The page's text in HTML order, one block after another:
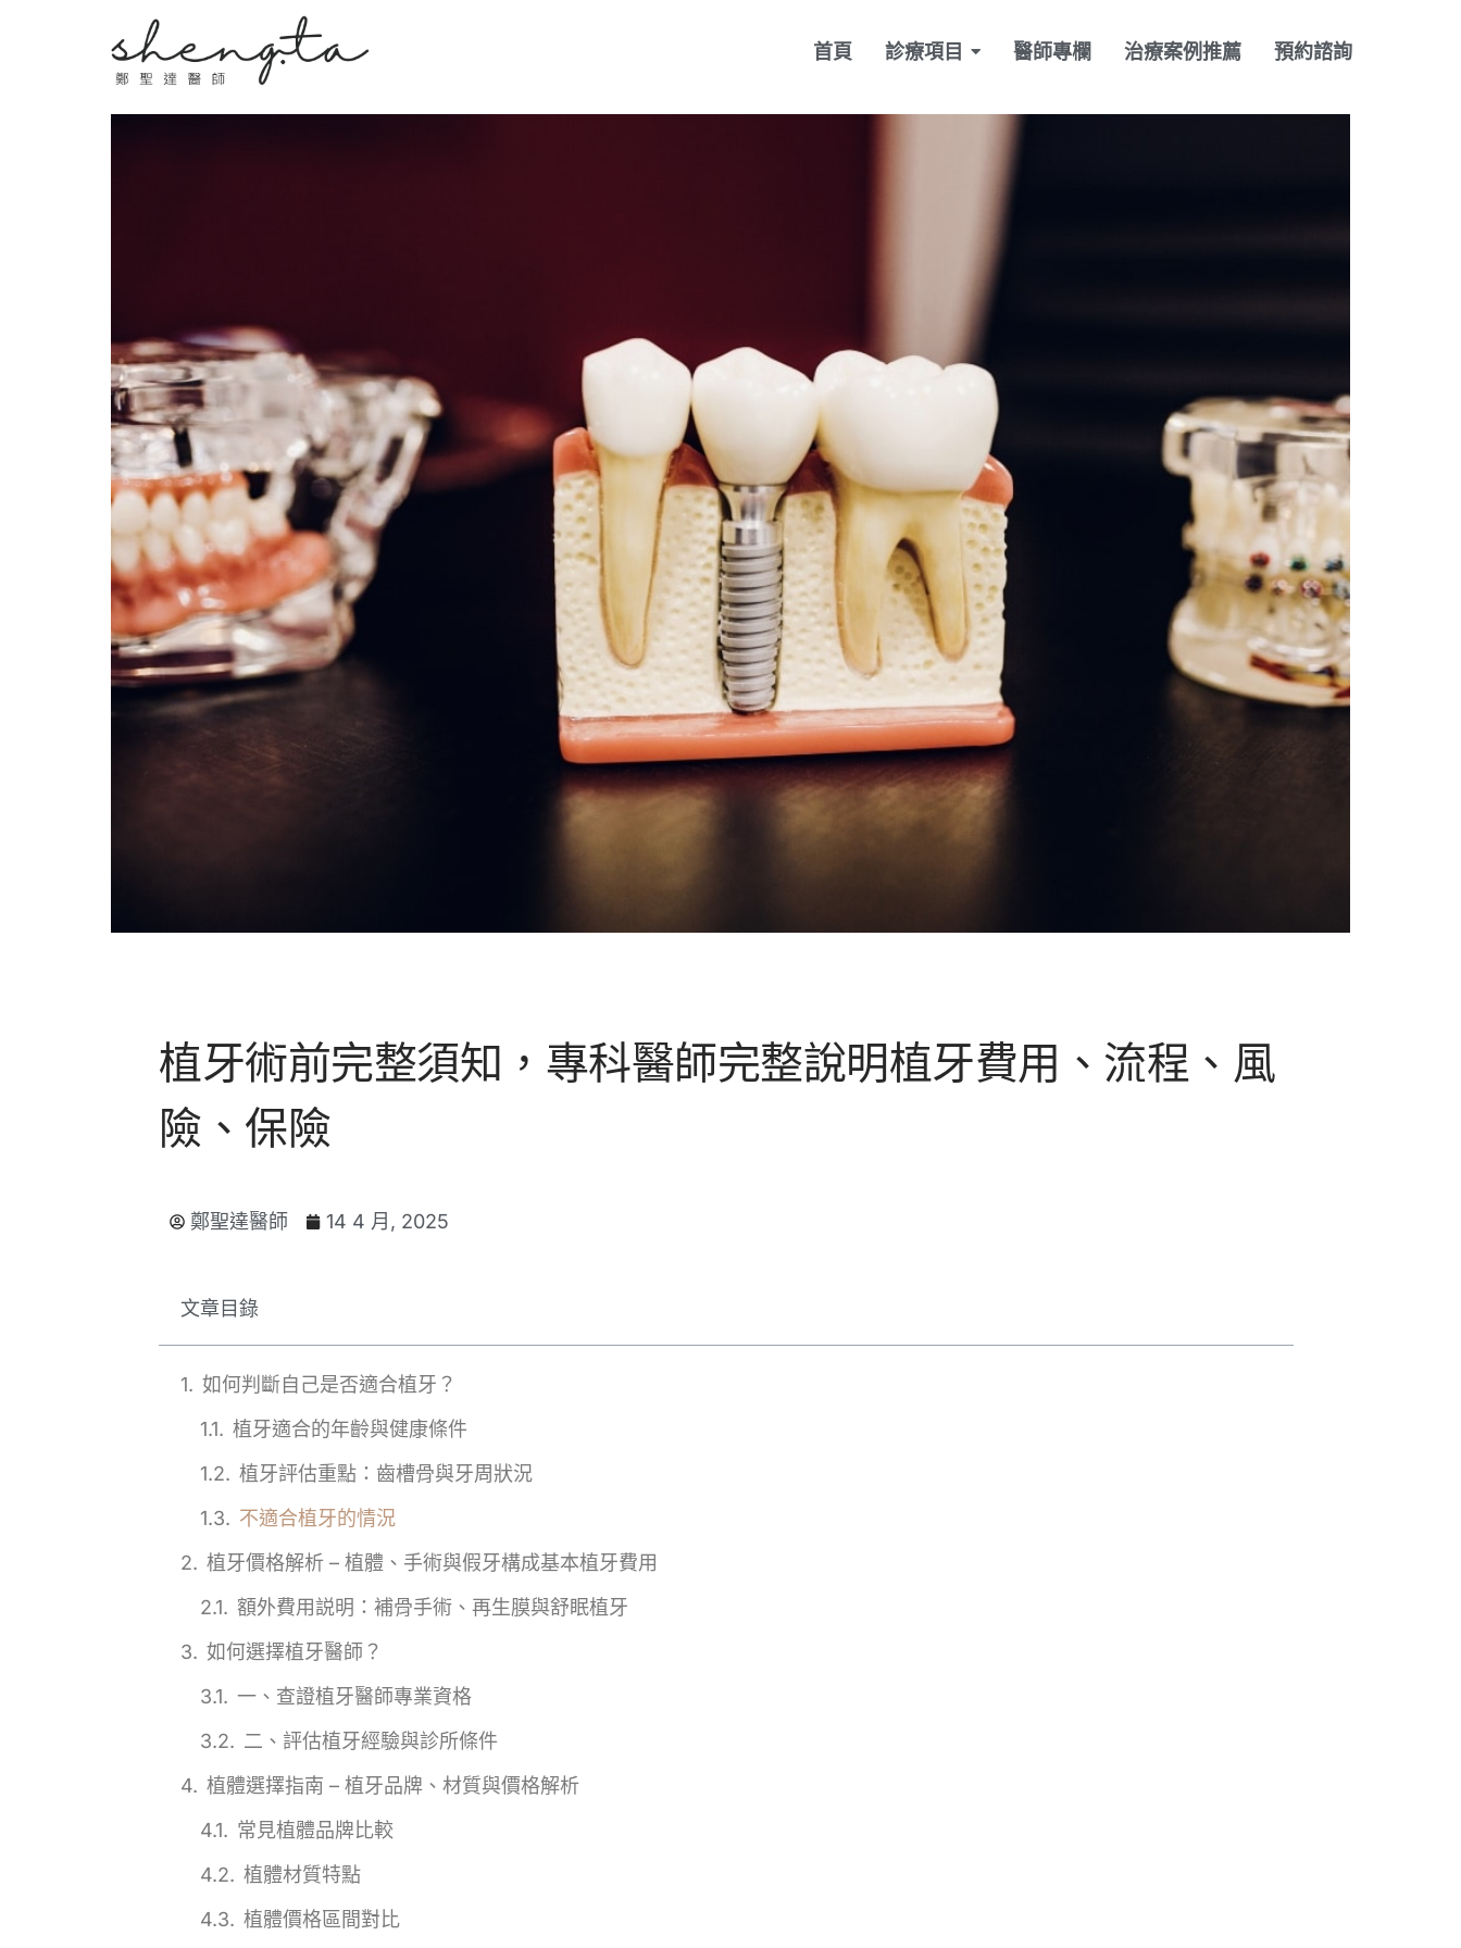
首頁 診療項目 醫師專欄 治療案例推薦 預約諮詢
植牙術前完整須知，專科醫師完整說明植牙費用、流程、風
險、保險
鄭聖達醫師 14 4 月, 2025
文章目錄
如何判斷自己是否適合植牙？
植牙適合的年齡與健康條件
植牙評估重點：齒槽骨與牙周狀況
不適合植牙的情況
植牙價格解析 – 植體、手術與假牙構成基本植牙費用
額外費用説明：補骨手術、再生膜與舒眠植牙
如何選擇植牙醫師？
一、查證植牙醫師專業資格
二、評估植牙經驗與診所條件
植體選擇指南 – 植牙品牌、材質與價格解析
常見植體品牌比較
植體材質特點
植體價格區間對比